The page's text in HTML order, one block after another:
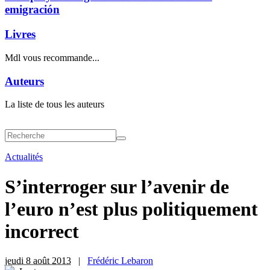
emigración
Livres
Mdl vous recommande...
Auteurs
La liste de tous les auteurs
Actualités
S’interroger sur l’avenir de
l’euro n’est plus politiquement
incorrect
jeudi 8 août 2013 | Frédéric Lebaron